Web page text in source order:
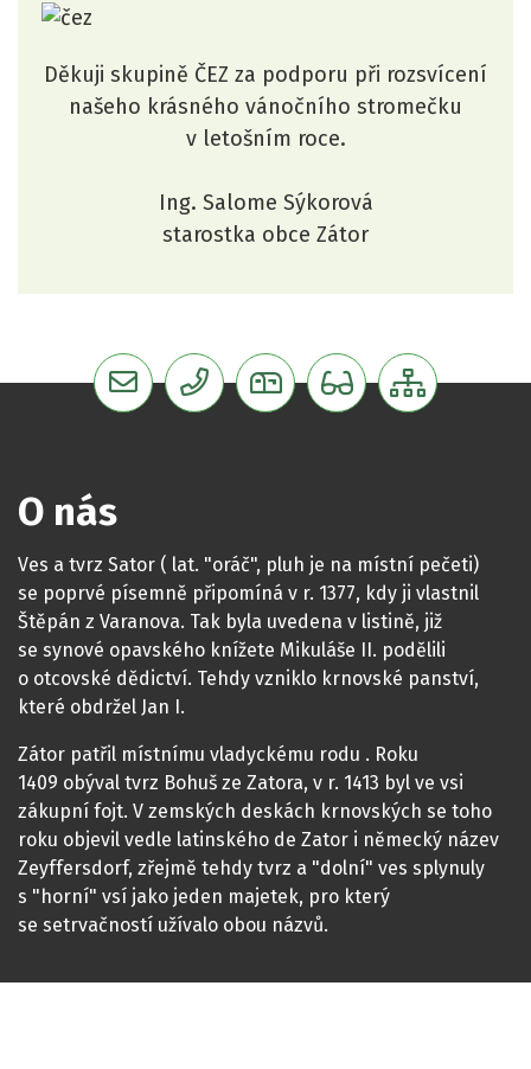
Děkuji skupině ČEZ za podporu při rozsvícení
našeho krásného vánočního stromečku
v letošním roce.
Ing. Salome Sýkorová
starostka obce Zátor
podatelna@zator.cz
+420 554 6454 126
6kqbad4Verze pro
Mapa
O nás
Ves a tvrz Sator ( lat. "oráč", pluh je na místní pečeti)
se poprvé písemně připomíná v r. 1377, kdy ji vlastnil
Štěpán z Varanova. Tak byla uvedena v listině, již
se synové opavského knížete Mikuláše II. podělili
o otcovské dědictví. Tehdy vzniklo krnovské panství,
které obdržel Jan I.
Zátor patřil místnímu vladyckému rodu . Roku
1409 obýval tvrz Bohuš ze Zatora, v r. 1413 byl ve vsi
zákupní fojt. V zemských deskách krnovských se toho
roku objevil vedle latinského de Zator i německý název
Zeyffersdorf, zřejmě tehdy tvrz a "dolní" ves splynuly
s "horní" vsí jako jeden majetek, pro který
se setrvačností užívalo obou názvů.